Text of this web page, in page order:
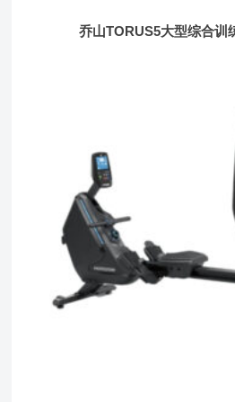
乔山TORUS5大型综合训